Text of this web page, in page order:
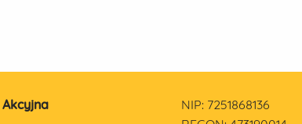
Akcyjna
NIP: 7251868136